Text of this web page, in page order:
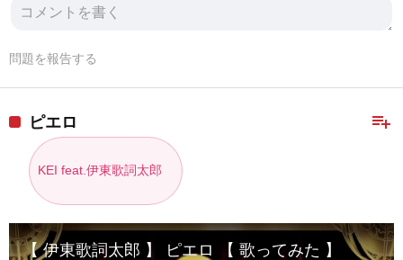
問題を報告する
playlist_add
ピエロ
KEI feat.伊東歌詞太郎
【 伊東歌詞太郎 】 ピエロ 【 歌ってみた 】